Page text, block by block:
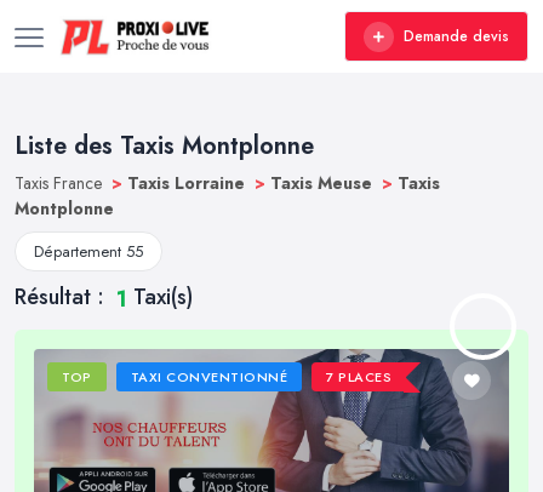
Demande devis
Liste des Taxis Montplonne
Taxis France > Taxis Lorraine > Taxis Meuse > Taxis
Montplonne
Département 55
Résultat : 1 Taxi(s)
TOP TAXI CONVENTIONNÉ 7 PLACES